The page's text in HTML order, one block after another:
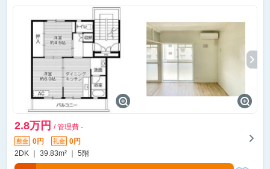
2.8万円 / 管理費 -
敷金 0円 礼金
0円
2DK ｜ 39.83m² ｜ 5階